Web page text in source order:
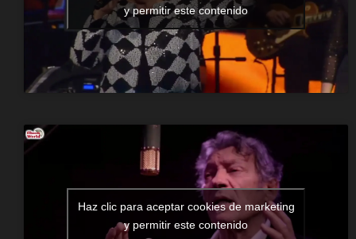
y permitir este contenido
Haz clic para aceptar cookies de marketing
y permitir este contenido